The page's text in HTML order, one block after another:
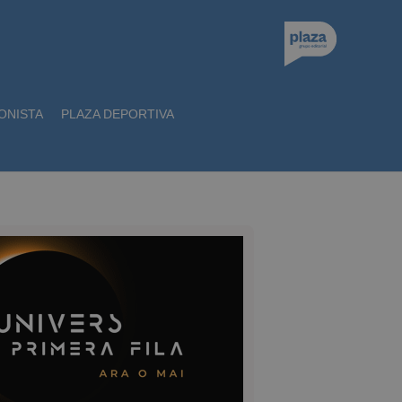
PLAZA DEPORTIVA